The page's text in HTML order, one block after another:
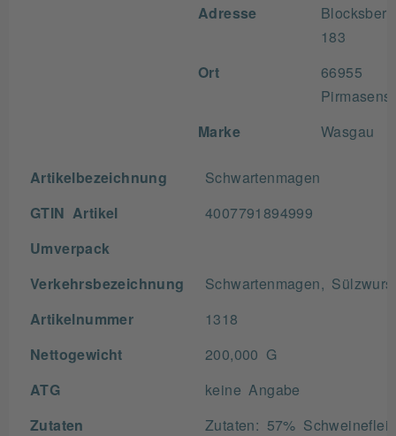
Adresse
183
Ort
66955
Pirmasens
Marke Wasgau
Artikelbezeichnung Schwartenmagen
GTIN Artikel 4007791894999
Umverpack
Verkehrsbezeichnung Schwartenmagen, Sülzwurst
Artikelnummer 1318
Nettogewicht 200,000 G
ATG keine Angabe
Zutaten
Zutaten: 57%